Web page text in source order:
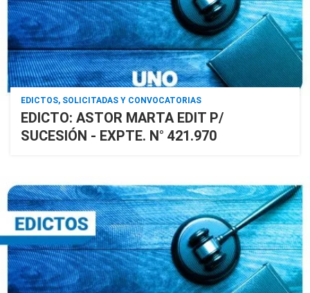
EDICTOS, SOLICITADAS Y CONVOCATORIAS
EDICTO: ASTOR MARTA EDIT P/
SUCESIÓN - EXPTE. N° 421.970